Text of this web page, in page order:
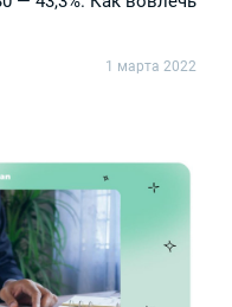
1 марта 2022